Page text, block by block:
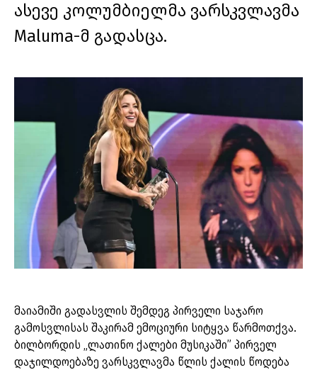
ასევე კოლუმბიელმა ვარსკვლავმა
Maluma-მ გადასცა.
მაიამიში გადასვლის შემდეგ პირველი საჯარო
გამოსვლისას შაკირამ ემოციური სიტყვა წარმოთქვა.
ბილბორდის „ლათინო ქალები მუსიკაში” პირველ
დაჯილდოებაზე ვარსკვლავმა წლის ქალის წოდება